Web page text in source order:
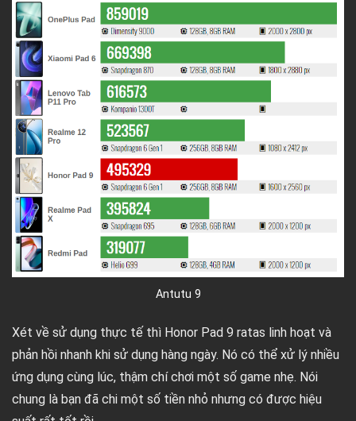
Antutu 9
Xét về sử dụng thực tế thì Honor Pad 9 ratas linh hoạt và
phản hồi nhanh khi sử dụng hàng ngày. Nó có thể xử lý nhiều
ứng dụng cùng lúc, thậm chí chơi một số game nhẹ. Nói
chung là bạn đã chi một số tiền nhỏ nhưng có được hiệu